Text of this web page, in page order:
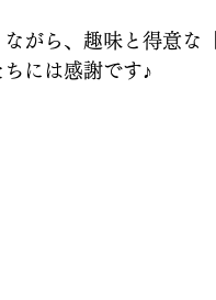
がら、趣味と得意な
ちには感謝です♪